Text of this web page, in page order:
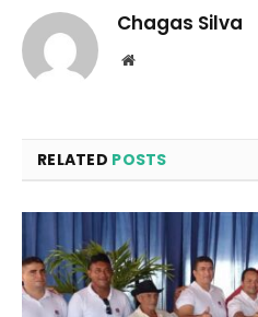
Chagas Silva
Website
RELATED POSTS